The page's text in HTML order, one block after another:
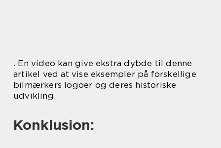
. En video kan give ekstra dybde til denne
artikel ved at vise eksempler på forskellige
bilmærkers logoer og deres historiske
udvikling.
Konklusion: